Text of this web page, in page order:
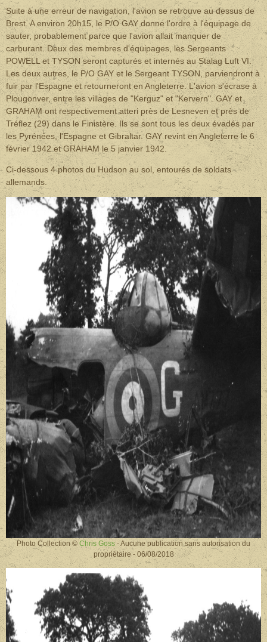
Suite à une erreur de navigation, l'avion se retrouve au dessus de
Brest. A environ 20h15, le P/O GAY donne l'ordre à l'équipage de
sauter, probablement parce que l'avion allait manquer de
carburant. Deux des membres d'équipages, les Sergeants
POWELL et TYSON seront capturés et internés au Stalag Luft VI.
Les deux autres, le P/O GAY et le Sergeant TYSON, parviendront à
fuir par l'Espagne et retourneront en Angleterre. L'avion s'écrase à
Plougonver,entre les villages de "Kerguz" et "Kervern". GAY et
GRAHAM ont respectivement atteri près de Lesneven et près de
Tréflez (29) dans le Finistère. Ils se sont tous les deux évadés par
les Pyrénées, l'Espagne et Gibraltar. GAY revint en Angleterre le 6
février 1942 et GRAHAM le 5 janvier 1942.
Ci-dessous 4 photos du Hudson au sol, entourés de soldats
allemands.
Photo Collection © Chris Goss - Aucune publication sans autorisation du
propriétaire - 06/08/2018